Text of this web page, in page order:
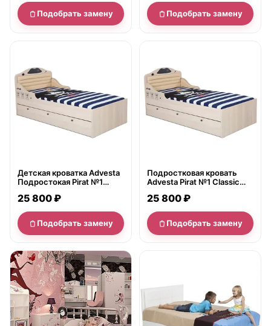
Подобрать замену Подобрать замену
Детская кроватка Advesta
Подростокая Pirat №1
25 800 ₽
Подобрать замену
Подростковая кровать
Advesta Pirat №1 Classic
25 800 ₽
Подобрать замену
нет в продаже